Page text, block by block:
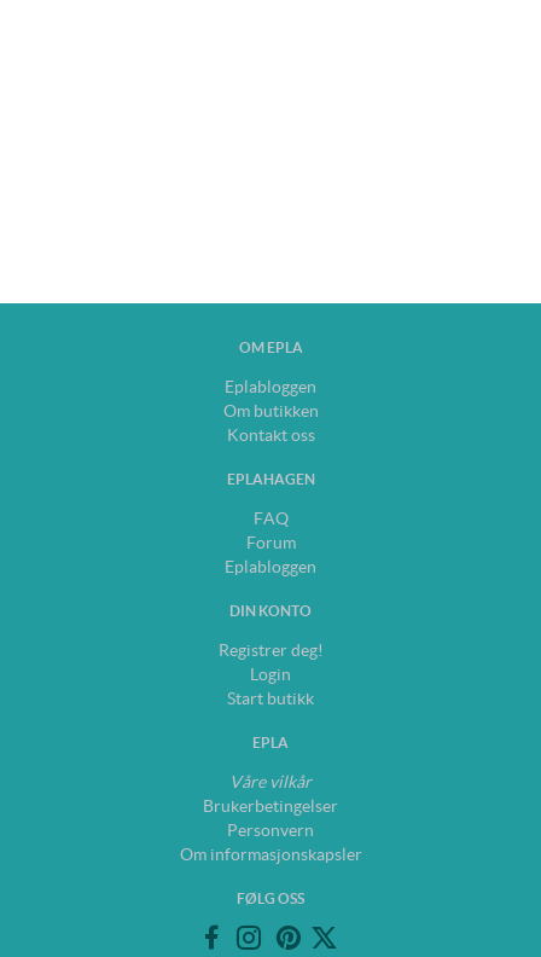
OM EPLA
Eplabloggen
Om butikken
Kontakt oss
EPLAHAGEN
FAQ
Forum
Eplabloggen
DIN KONTO
Registrer deg!
Login
Start butikk
EPLA
Våre vilkår
Brukerbetingelser
Personvern
Om informasjonskapsler
FØLG OSS